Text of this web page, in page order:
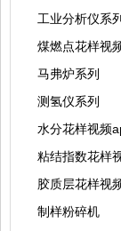
工业分析仪系列
煤燃点花样视
马弗炉系列
测氢仪系列
水分花样视频
粘结指数花样
胶质层花样视
制样粉碎机